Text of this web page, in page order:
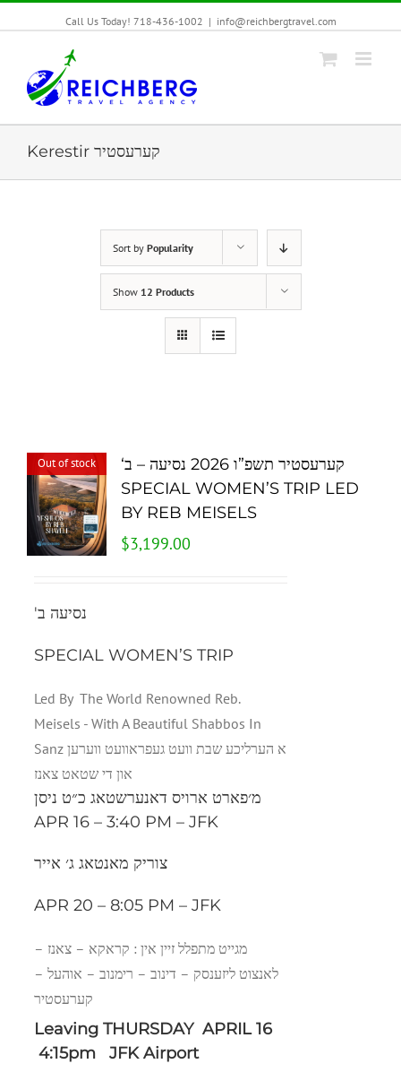
Call Us Today! 718-436-1002 | info@reichbergtravel.com
Kerestir קערעסטיר
Sort by Popularity
Show 12 Products
Out of stock
‘קערעסטיר תשפ”ו 2026 נסיעה – ב
SPECIAL WOMEN’S TRIP LED
BY REB MEISELS
$3,199.00
'נסיעה ב
SPECIAL WOMEN’S TRIP
Led By The World Renowned Reb.
Meisels - With A Beautiful Shabbos In
Sanz א הערליכע שבת וועט געפראוועט ווערען
און די שטאט צאנז
מ׳פארט ארויס דאנערשטאג כ״ט ניסן
APR 16 – 3:40 PM – JFK
צוריק מאנטאג ג׳ אייר
APR 20 – 8:05 PM – JFK
מגייט מתפלל זיין אין : קראקא – צאנז –
לאנצוט ליזענסק – דינוב – רימנוב – אוהעל –
Leaving THURSDAY APRIL 16
4:15pm JFK Airport